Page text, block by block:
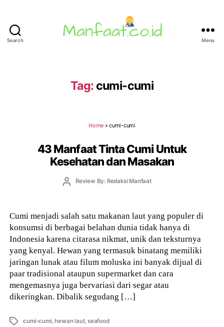
Search Menu
Tag: cumi-cumi
Home »cumi-cumi
43 Manfaat Tinta Cumi Untuk
Kesehatan dan Masakan
PostReview By: Redaksi Manfaat
Cumi menjadi salah satu makanan laut yang populer di
konsumsi di berbagai belahan dunia tidak hanya di
Indonesia karena citarasa nikmat, unik dan teksturnya
yang kenyal. Hewan yang termasuk binatang memiliki
jaringan lunak atau filum moluska ini banyak dijual di
paar tradisional ataupun supermarket dan cara
mengemasnya juga bervariasi dari segar atau
dikeringkan. Dibalik segudang […]
Tags cumi-cumi, hewan laut, seafood